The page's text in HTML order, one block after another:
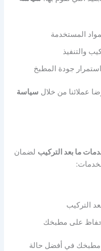
المستخدمة
والتنفيذ
جودة المطبخ
عملائنا من خلال سياسة
ما بعد التركيب لضمان
التركيب
على مطبخك
مطبخك في أفضل حالة